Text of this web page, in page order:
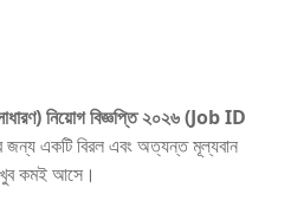
নিয়োগ বিজ্ঞপ্তি ২০২৬ (Job ID
জন্য একটি বিরল এবং অত্যন্ত মূল্যবান
কমই আসে।